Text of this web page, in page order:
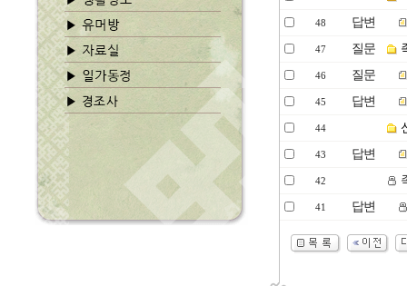
48 답변
47 질문
46 질문
45 답변
44
43 답변
42
41 답변